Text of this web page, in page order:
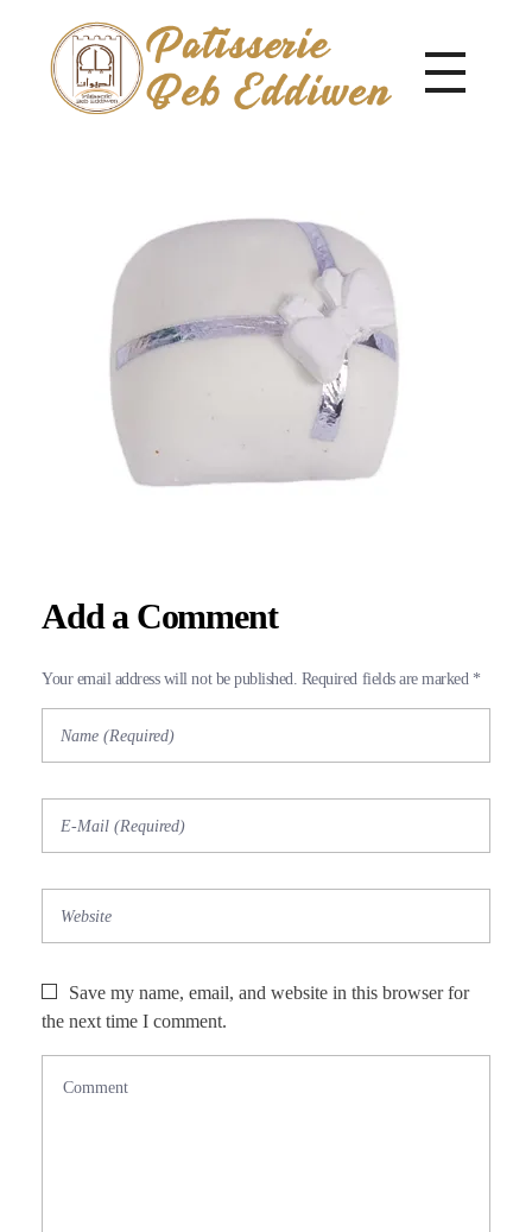
Add a Comment
Your email address will not be published. Required fields are marked *
Save my name, email, and website in this browser for
the next time I comment.